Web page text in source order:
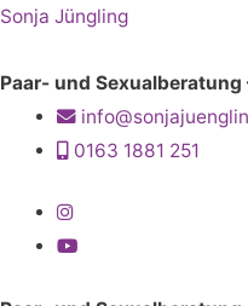
Sonja Jüngling
Paar- und Sexualberatung
0163 1881 251